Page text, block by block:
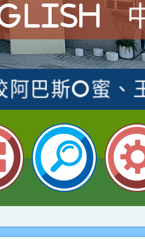
參加桃園市中
教師榮獲社
阿巴斯O蜜、
園市科展 國
師王老師、
四年二班張O
語競賽國小朗
老師林老師
參加桃園市中
教師榮獲教
參與2026世